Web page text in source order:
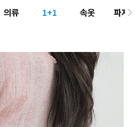
의류 1+1 속옷
파자